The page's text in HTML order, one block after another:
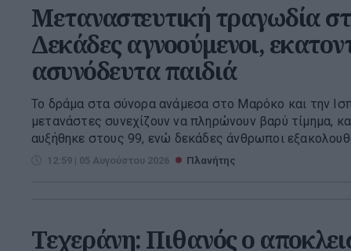
Μεταναστευτική τραγωδία
Δεκάδες αγνοούμενοι,
ασυνόδευτα παιδιά
Το δράμα στα σύνορα ανάμεσα στο Μαρόκο και την
μετανάστες συνεχίζουν να πληρώνουν βαρύ τίμημα,
αυξήθηκε στους 99, ενώ δεκάδες άνθρωποι
12:59 | 05 Αυγούστου 2026 Πλανήτης
Τεχεράνη: Πιθανός ο